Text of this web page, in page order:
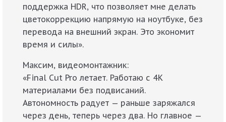
поддержка HDR, что позволяет мне делать
цветокоррекцию напрямую на ноутбуке, без
перевода на внешний экран. Это экономит
время и силы».
Максим, видеомонтажник:
«Final Cut Pro летает. Работаю с 4K
материалами без подвисаний.
Автономность радует — раньше заряжался
через день, теперь через два. Но главное —